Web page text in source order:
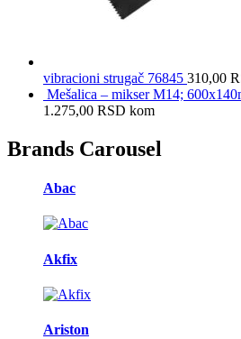
vibracioni strugač 76845 310,00
Mešalica – mikser M14;
1.275,00 RSD kom
Brands Carousel
Abac
Akfix
Ariston